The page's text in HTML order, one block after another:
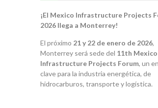
¡El Mexico Infrastructure Projects
2026 llega a Monterrey!
El próximo 21 y 22 de enero de 2026,
Monterrey será sede del 11th Mexico
Infrastructure Projects Forum, un
clave para la industria energética, de
hidrocarburos, transporte y logística.